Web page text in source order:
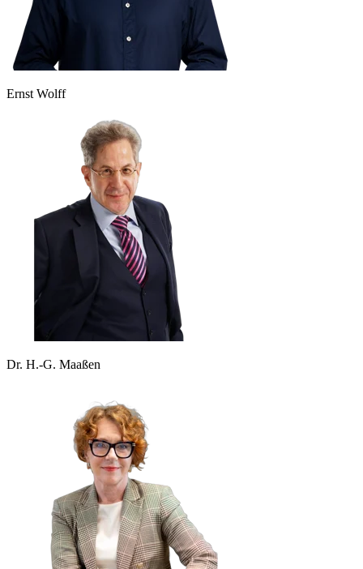
Ernst Wolff
Dr. H.-G. Maaßen